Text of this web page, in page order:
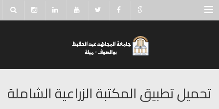
Menu
تحميل تطبيق المكتبة الزراعية الشاملة